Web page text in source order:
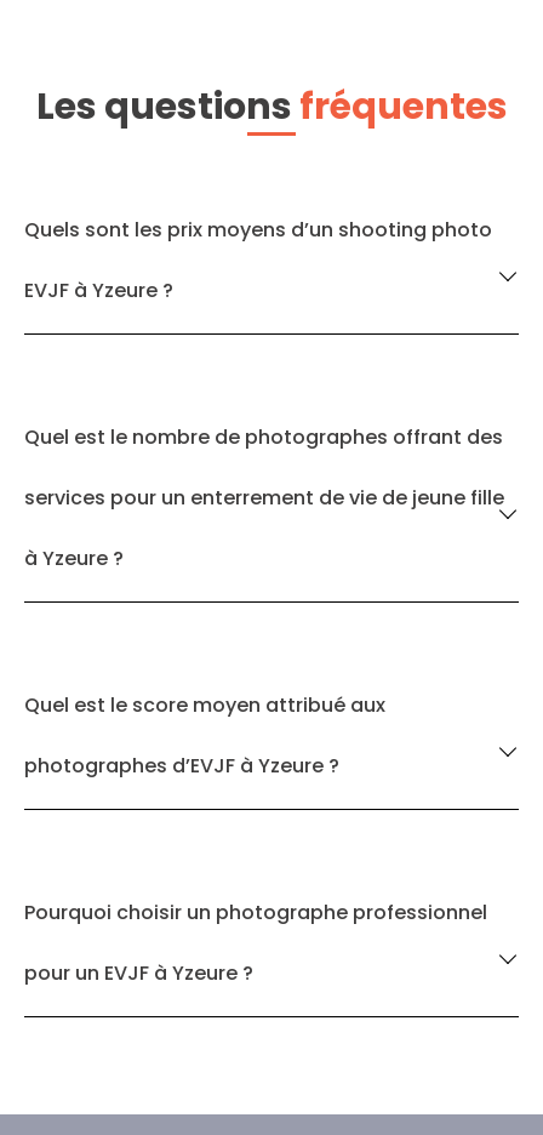
Les questionsfréquentes
Quels sont les prix moyens d’un shooting photo
EVJF à Yzeure ?
Quel est le nombre de photographes offrant des
services pour un enterrement de vie de jeune fille
à Yzeure ?
Quel est le score moyen attribué aux
photographes d’EVJF à Yzeure ?
Pourquoi choisir un photographe professionnel
pour un EVJF à Yzeure ?